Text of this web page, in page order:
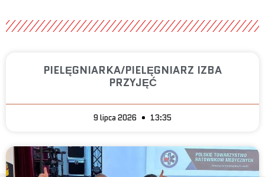
PIELĘGNIARKA/PIELĘGNIARZ IZBA
PRZYJĘĆ
9 lipca 2026 13:35